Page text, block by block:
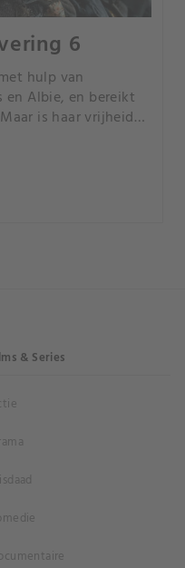
6
hulp van
en Albie, en bereikt
is haar vrijheid
& Series